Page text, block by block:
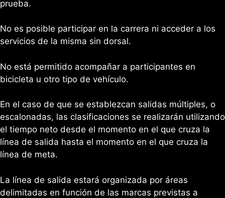
prueba.
No es posible participar en la carrera ni acceder a los
servicios de la misma sin dorsal.
No está permitido acompañar a participantes en
bicicleta u otro tipo de vehículo.
En el caso de que se establezcan salidas múltiples, o
escalonadas, las clasificaciones se realizarán utilizando
el tiempo neto desde el momento en el que cruza la
línea de salida hasta el momento en el que cruza la
línea de meta.
La línea de salida estará organizada por áreas
delimitadas en función de las marcas previstas a